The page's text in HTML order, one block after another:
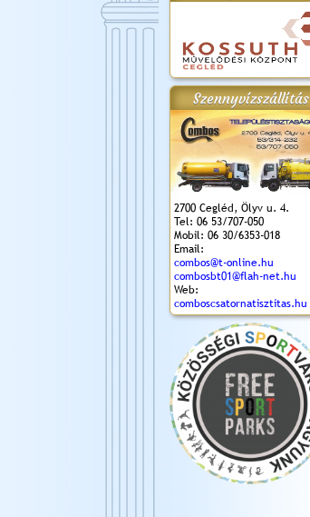
Szennyvízszállítás
2700 Cegléd, Ölyv u. 4.
Tel: 06 53/707-050
Mobil: 06 30/6353-018
Email:
combos@t-online.hu
combosbt01@flah-net.hu
Web:
comboscsatornatisztitas.hu
Városnapok 2018.
Kossuth Toborzó
Ünnepély